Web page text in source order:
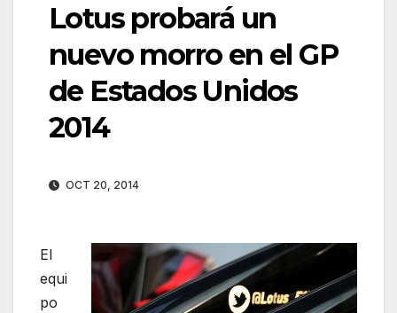
Lotus probará un
nuevo morro en el GP
de Estados Unidos
2014
OCT 20, 2014
El
equi
po